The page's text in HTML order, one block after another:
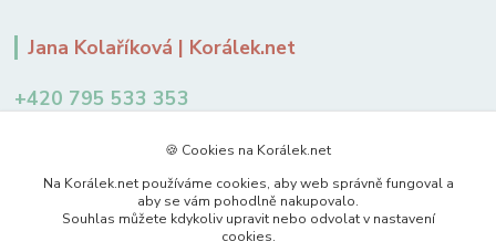
Jana Kolaříková | Korálek.net
+420 795 533 353
jkolarikova@koralek.net
🍪 Cookies na Korálek.net
Na Korálek.net používáme cookies, aby web správně fungoval a
aby se vám pohodlně nakupovalo.
Souhlas můžete kdykoliv upravit nebo odvolat v nastavení
cookies.